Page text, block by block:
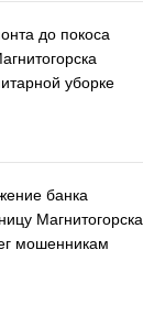
до покоса
уборке
банка
Магнитогорска
мошенникам